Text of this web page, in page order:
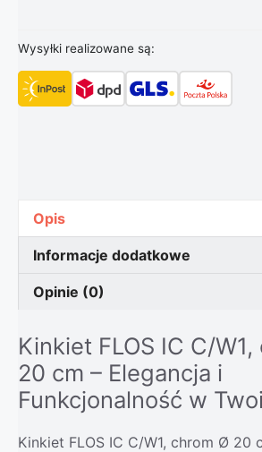
Wysyłki realizowane są:
Opis
Informacje dodatkowe
Opinie (0)
Kinkiet FLOS IC C/
20 cm – Elegancja i
Funkcjonalność w
Kinkiet FLOS IC C/W1, chrom Ø